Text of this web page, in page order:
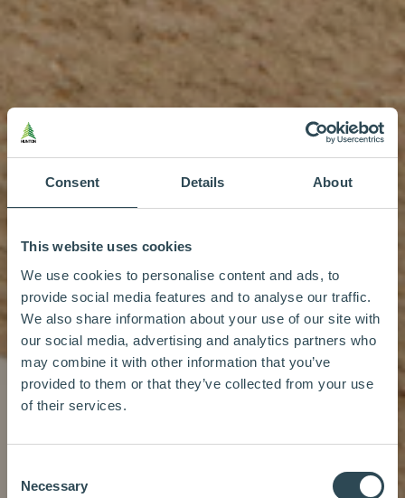
Consent Details About
This website uses cookies
We use cookies to personalise content and ads, to
provide social media features and to analyse our traffic.
We also share information about your use of our site with
our social media, advertising and analytics partners who
may combine it with other information that you’ve
provided to them or that they’ve collected from your use
of their services.
Selection
Necessary